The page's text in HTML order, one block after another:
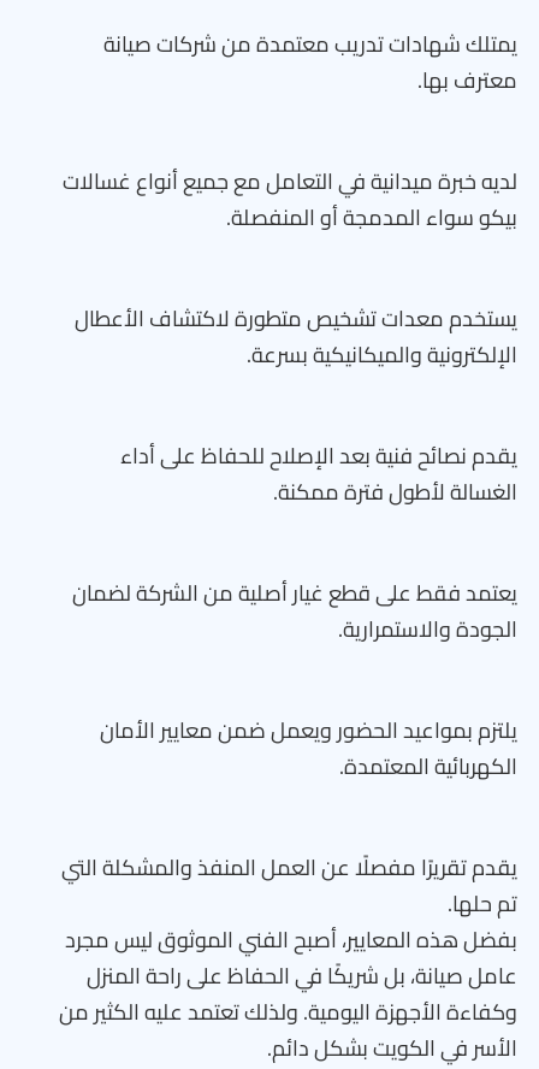
يمتلك شهادات تدريب معتمدة من شركات صيانة
معترف بها.
لديه خبرة ميدانية في التعامل مع جميع أنواع غسالات
بيكو سواء المدمجة أو المنفصلة.
يستخدم معدات تشخيص متطورة لاكتشاف الأعطال
الإلكترونية والميكانيكية بسرعة.
يقدم نصائح فنية بعد الإصلاح للحفاظ على أداء
الغسالة لأطول فترة ممكنة.
يعتمد فقط على قطع غيار أصلية من الشركة لضمان
الجودة والاستمرارية.
يلتزم بمواعيد الحضور ويعمل ضمن معايير الأمان
الكهربائية المعتمدة.
يقدم تقريرًا مفصلًا عن العمل المنفذ والمشكلة التي
تم حلها.
بفضل هذه المعايير، أصبح الفني الموثوق ليس مجرد
عامل صيانة، بل شريكًا في الحفاظ على راحة المنزل
وكفاءة الأجهزة اليومية. ولذلك تعتمد عليه الكثير من
الأسر في الكويت بشكل دائم.